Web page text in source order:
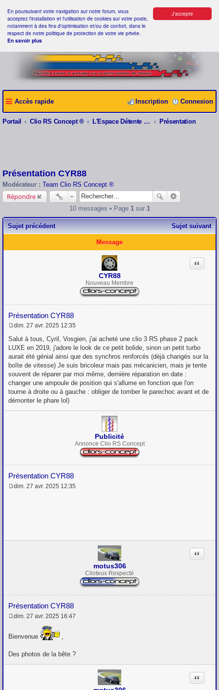
J'accepte
En poursuivant votre navigation sur notre forum, vous
acceptez l'installation et l'utilisation de cookies sur votre poste,
notamment à des fins d'optimisation et/ou de confort, dans le
respect de notre politique de protection de votre vie privée.
En savoir plus
Accès rapide Connexion
Inscription
Portail Clio RS Concept ® L'Espace Détente Clio RS Concept ® Présentation
Présentation CYR88
Modérateur : Team Clio RS Concept ®
Répondre
10 messages • Page 1sur 1
Sujet précédent Sujet suivant
Message
CYR88
Nouveau Membre
Présentation CYR88
Citation
e
s
s
a
g
e
dim. 27 avr. 2025 12:35
Salut à tous, Cyril, Vosgien, j'ai acheté une clio 3 RS phase 2 pack
LUXE en 2019, j'adore le look de ce petit bolide, sinon un petit turbo
aurait été génial ainsi que des synchros renforcés (déjà changés sur la
boîte de vitesse) Je suis bricoleur mais pas mécanicien, mais je tente
souvent de réparer par moi même, dernière réparation en date :
changer une ampoule de position qui s'allume en fonction que l'on
tourne à droite ou à gauche : obliger de tomber le parechoc avant et de
démonter le phare lol)
Publicité
Annonce Clio RS Concept
Présentation CYR88
dim. 27 avr. 2025 12:35
motus306
Clioteux Respecté
Présentation CYR88
Citation
s
g
dim. 27 avr. 2025 16:47
Bienvenue
Des photos de la bête ?
Citation